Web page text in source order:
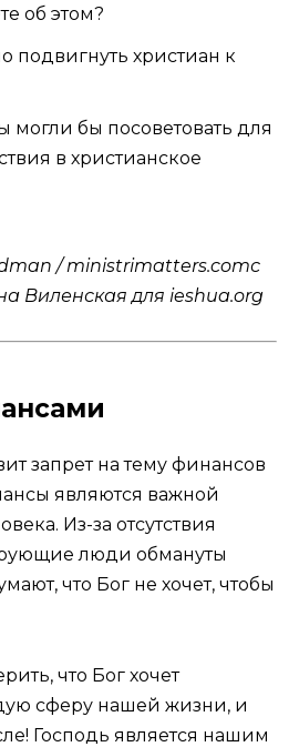
об этом?
подвигнуть христиан к
могли бы посоветовать для
в христианское
/ ministrimatters.comс
Виленская для ieshua.org
запрет на тему финансов
являются важной
Из-за отсутствия
люди обмануты
что Бог не хочет, чтобы
что Бог хочет
сферу нашей жизни, и
Господь является нашим